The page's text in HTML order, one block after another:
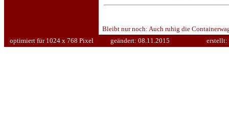
Bleibt nur noch: Auch ruhig die
optimiert für 1024 x 768 Pixel
geändert: 08.11.2015 erstellt: